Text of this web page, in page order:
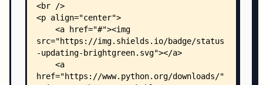
    ├── 【天眼查】字体加密/
    │   ├── num.woff
    │   └── tyc.py
    ├── 【抖音】无水印视频解析/
    │   ├── README.md
    │   ├── __init__.py
    │   └── parse.py